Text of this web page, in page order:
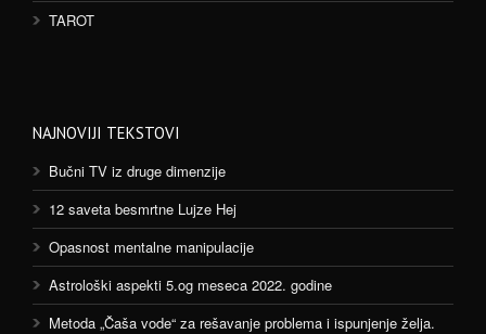
TAROT
NAJNOVIJI TEKSTOVI
Bučni TV iz druge dimenzije
12 saveta besmrtne Lujze Hej
Opasnost mentalne manipulacije
Astrološki aspekti 5.og meseca 2022. godine
Metoda „Čaša vode“ za rešavanje problema i ispunjenje želja.